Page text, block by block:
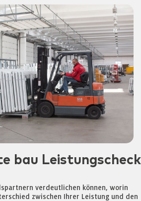
bau Leistungscheck
verdeutlichen können, worin
zwischen Ihrer Leistung und den